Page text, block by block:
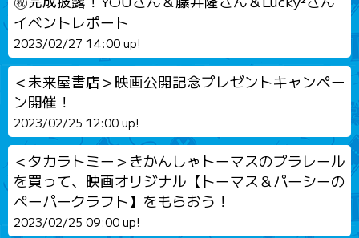
イベントレポート
2023/02/27 14:00 up!
＜未来屋書店＞映画公開記念プレゼントキャンペー
ン開催！
2023/02/25 12:00 up!
＜タカラトミー＞きかんしゃトーマスのプラレール
を買って、映画オリジナル【トーマス＆パーシーの
ペーパークラフト】をもらおう！
2023/02/25 09:00 up!